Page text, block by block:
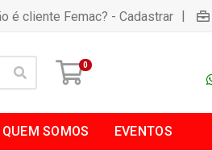
é cliente Femac? - Cadastrar |
0
QUEM SOMOS EVENTOS